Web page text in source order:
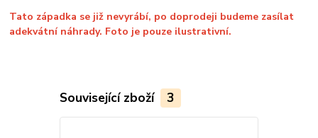
Tato západka se již nevyrábí, po doprodeji budeme zasílat
adekvátní náhrady. Foto je pouze ilustrativní.
Související zboží 3